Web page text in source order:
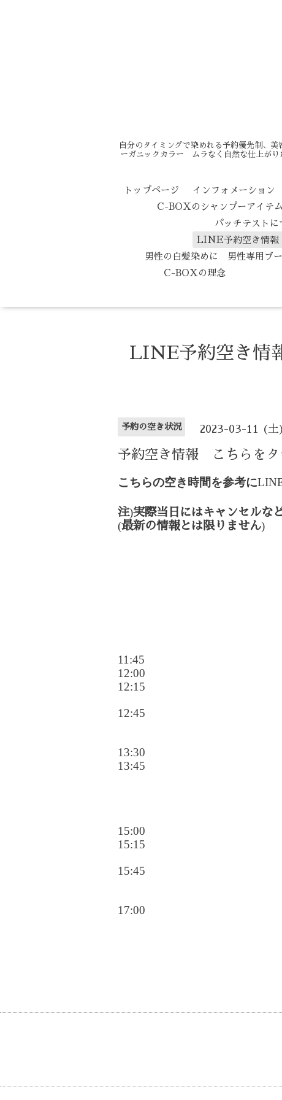
自分のタイミングで染めれる予約優先制、
ーガニックカラー ムラなく自然な仕上がり
トップページ インフォメーション
C-BOXのシャンプーアイテ
パッチテストに
LINE予約空き情報
男性の白髪染めに 男性専用ブ
C-BOXの理念
エイ
LINE予約空き情
予約の空き状況 2023-03-11 (土)
予約空き情報 こちらをタ
こちらの空き時間を参考に
注)実際当日にはキャンセルな
(最新の情報とは限りません)
11:45
12:00
12:15
12:45
13:30
13:45
15:00
15:15
15:45
17:00